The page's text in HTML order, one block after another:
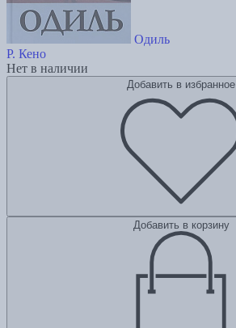
Одиль
Р. Кено
Нет в наличии
Добавить в избранное
Добавить в корзину